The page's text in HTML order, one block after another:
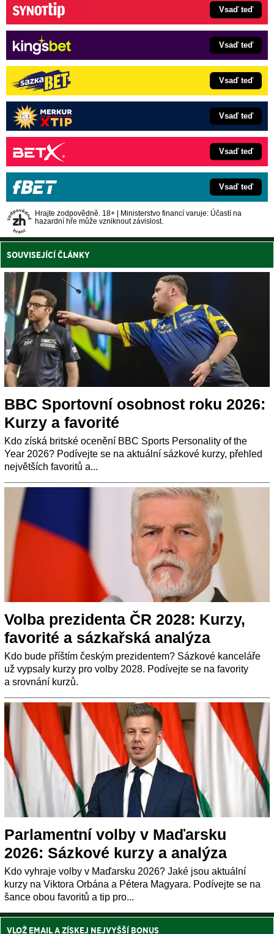
Vsaď teď
Vsaď teď
Vsaď teď
Vsaď teď
Vsaď teď
Vsaď teď
Hrajte zodpovědně. 18+ | Ministerstvo financí varuje: Účastí na
hazardní hře může vzniknout závislost.
SOUVISEJÍCÍ ČLÁNKY
BBC Sportovní osobnost roku 2026:
Kurzy a favorité
Kdo získá britské ocenění BBC Sports Personality of the
Year 2026? Podívejte se na aktuální sázkové kurzy, přehled
největších favoritů a...
Volba prezidenta ČR 2028: Kurzy,
favorité a sázkařská analýza
Kdo bude příštím českým prezidentem? Sázkové kanceláře
už vypsaly kurzy pro volby 2028. Podívejte se na favority
a srovnání kurzů.
Parlamentní volby v Maďarsku
2026: Sázkové kurzy a analýza
Kdo vyhraje volby v Maďarsku 2026? Jaké jsou aktuální
kurzy na Viktora Orbána a Pétera Magyara. Podívejte se na
šance obou favoritů a tip pro...
VLOŽ EMAIL A ZÍSKEJ NEJVYŠŠÍ BONUS